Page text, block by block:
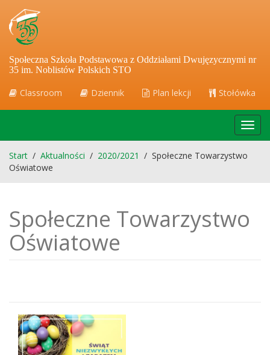
Społeczna Szkoła Podstawowa z Oddziałami Dwujęzycznymi nr
35 im. Noblistów Polskich STO
Classroom Dziennik Plan lekcji Stołówka
Start / Aktualności / 2020/2021 / Społeczne Towarzystwo
Oświatowe
Społeczne Towarzystwo
Oświatowe